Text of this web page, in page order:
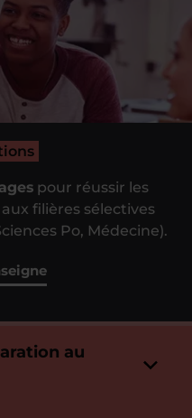
pour réussir les
filières sélectives
Po, Médecine).
au